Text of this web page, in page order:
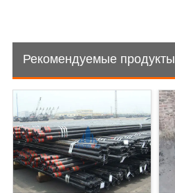
Рекомендуемые продукты